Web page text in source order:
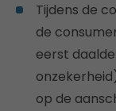
Tijdens de
de
eerst
op de